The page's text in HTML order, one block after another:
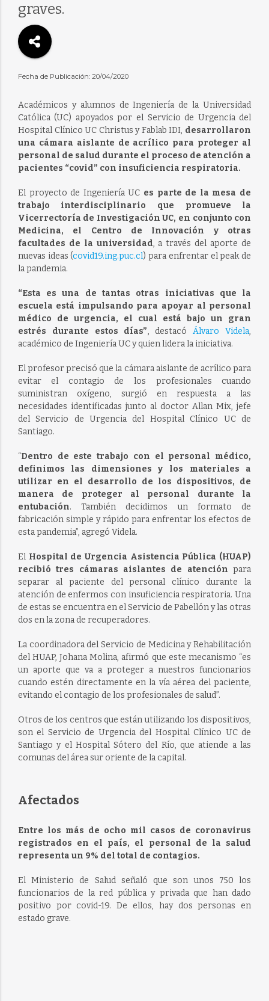
graves.
Fecha de Publicación: 20/04/2020
Académicos y alumnos de Ingeniería de la Universidad
Católica (UC) apoyados por el Servicio de Urgencia del
Hospital Clínico UC Christus y Fablab IDI, desarrollaron
una cámara aislante de acrílico para proteger al
personal de salud durante el proceso de atención a
pacientes “covid” con insuficiencia respiratoria.
El proyecto de Ingeniería UC es parte de la mesa de
trabajo interdisciplinario que promueve la
Vicerrectoría de Investigación UC, en conjunto con
Medicina, el Centro de Innovación y otras
facultades de la universidad, a través del aporte de
nuevas ideas (covid19.ing.puc.cl) para enfrentar el peak de
la pandemia.
“Esta es una de tantas otras iniciativas que la
escuela está impulsando para apoyar al personal
médico de urgencia, el cual está bajo un gran
estrés durante estos días”, destacóÁlvaro Videla,
académico de Ingeniería UC y quien lidera la iniciativa.
El profesor precisó que la cámara aislante de acrílico para
evitar el contagio de los profesionales cuando
suministran oxígeno, surgió en respuesta a las
necesidades identificadas junto al doctor Allan Mix, jefe
del Servicio de Urgencia del Hospital Clínico UC de
Santiago.
“Dentro de este trabajo con el personal médico,
definimos las dimensiones y los materiales a
utilizar en el desarrollo de los dispositivos, de
manera de proteger al personal durante la
entubación. También decidimos un formato de
fabricación simple y rápido para enfrentar los efectos de
esta pandemia”, agregó Videla.
El Hospital de Urgencia Asistencia Pública (HUAP)
recibió tres cámaras aislantes de atención para
separar al paciente del personal clínico durante la
atención de enfermos con insuficiencia respiratoria. Una
de estas se encuentra en el Servicio de Pabellón y las otras
dos en la zona de recuperadores.
La coordinadora del Servicio de Medicina y Rehabilitación
del HUAP, Johana Molina, afirmó que este mecanismo “es
un aporte que va a proteger a nuestros funcionarios
cuando estén directamente en la vía aérea del paciente,
evitando el contagio de los profesionales de salud”.
Otros de los centros que están utilizando los dispositivos,
son el Servicio de Urgencia del Hospital Clínico UC de
Santiago y el Hospital Sótero del Río, que atiende a las
comunas del área sur oriente de la capital.
Afectados
Entre los más de ocho mil casos de coronavirus
registrados en el país, el personal de la salud
representa un 9% del total de contagios.
El Ministerio de Salud señaló que son unos 750 los
funcionarios de la red pública y privada que han dado
positivo por covid-19. De ellos, hay dos personas en
estado grave.